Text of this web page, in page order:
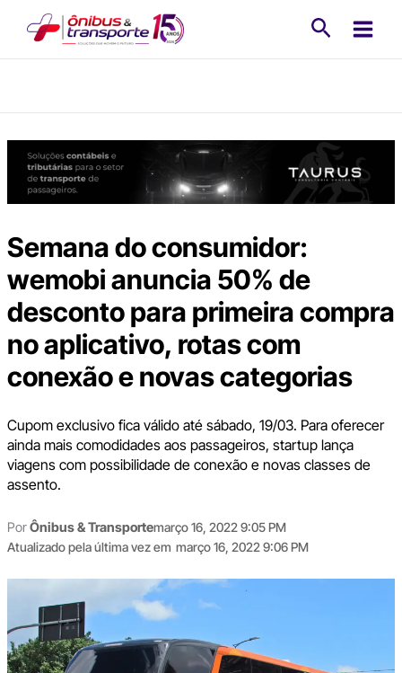
Semana do consumidor:
wemobi anuncia 50% de
desconto para primeira compra
no aplicativo, rotas com
conexão e novas categorias
Cupom exclusivo fica válido até sábado, 19/03. Para oferecer
ainda mais comodidades aos passageiros, startup lança
viagens com possibilidade de conexão e novas classes de
assento.
PorÔnibus & Transportemarço 16, 2022 9:05 PM
Atualizado pela última vez em março 16, 2022 9:06 PM